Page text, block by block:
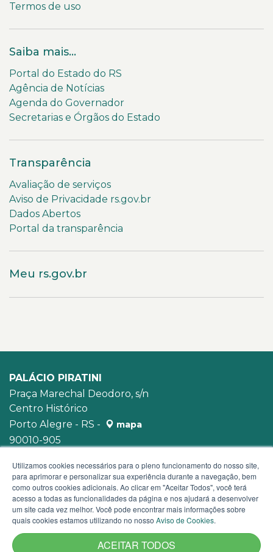
Termos de uso
Saiba mais...
Portal do Estado do RS
Agência de Notícias
Agenda do Governador
Secretarias e Órgãos do Estado
Transparência
Avaliação de serviços
Aviso de Privacidade rs.gov.br
Dados Abertos
Portal da transparência
Meu rs.gov.br
PALÁCIO PIRATINI
Praça Marechal Deodoro, s/n
Centro Histórico
Porto Alegre - RS -
mapa
90010-905
Utilizamos cookies necessários para o pleno funcionamento do nosso site,
para aprimorar e personalizar sua experiência durante a navegação, bem
como outros cookies adicionais. Ao clicar em "Aceitar Todos", você terá
acesso a todas as funcionalidades da página e nos ajudará a desenvolver
um site cada vez melhor. Você pode encontrar mais informações sobre
quais cookies estamos utilizando no nosso Aviso de Cookies.
ACEITAR TODOS